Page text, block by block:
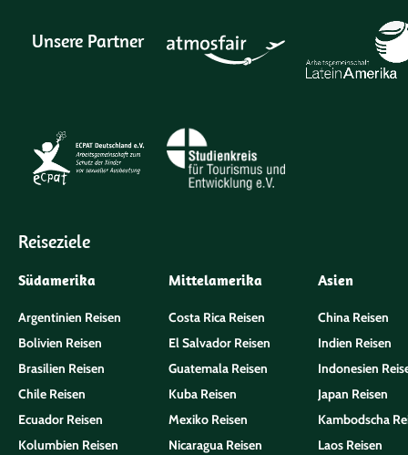
Unsere Partner
Reiseziele
Südamerika
Argentinien Reisen
Bolivien Reisen
Brasilien Reisen
Chile Reisen
Ecuador Reisen
Kolumbien Reisen
Mittelamerika
Costa Rica Reisen
El Salvador Reisen
Guatemala Reisen
Kuba Reisen
Mexiko Reisen
Nicaragua Reisen
Asien
China Reisen
Indien Reisen
Indonesien
Japan Reisen
Kambodscha
Laos Reisen